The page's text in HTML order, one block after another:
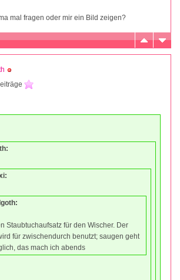
mal fragen oder mir ein Bild zeigen?
Staubtuchaufsatz für den Wischer. Der
für zwischendurch benutzt; saugen geht
das mach ich abends